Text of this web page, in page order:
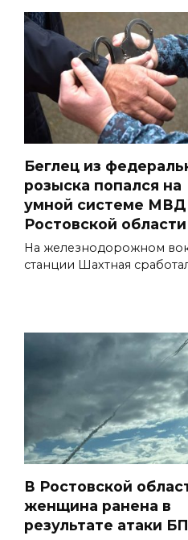
Беглец из
розыска попался на
умной системе МВД
Ростовской области
На железнодорожном
станции Шахтная
В Ростовской
женщина ранена в
результате атаки